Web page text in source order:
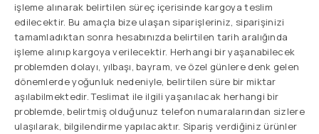
işleme alınarak belirtilen süreç içerisinde kargoya teslim
edilecektir. Bu amaçla bize ulaşan siparişleriniz, siparişinizi
tamamladıktan sonra hesabınızda belirtilen tarih aralığında
işleme alınıp kargoya verilecektir. Herhangi bir yaşanabilecek
problemden dolayı, yılbaşı, bayram, ve özel günlere denk gelen
dönemlerde yoğunluk nedeniyle, belirtilen süre bir miktar
aşılabilmektedir. Teslimat ile ilgili yaşanılacak herhangi bir
problemde, belirtmiş olduğunuz telefon numaralarından sizlere
ulaşılarak, bilgilendirme yapılacaktır. Sipariş verdiğiniz ürünler